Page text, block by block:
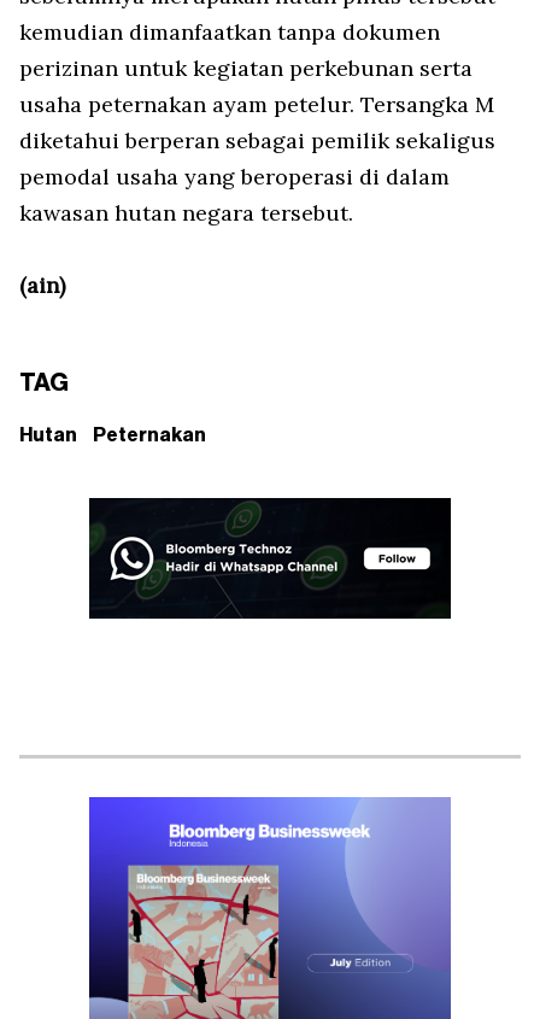
kemudian dimanfaatkan tanpa dokumen
perizinan untuk kegiatan perkebunan serta
usaha peternakan ayam petelur. Tersangka M
diketahui berperan sebagai pemilik sekaligus
pemodal usaha yang beroperasi di dalam
kawasan hutan negara tersebut.
(ain)
TAG
Hutan Peternakan